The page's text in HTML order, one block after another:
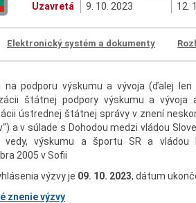
Uzavretá 9. 10. 2023 12.
Elektronický systém a dokumenty
na podporu výskumu a vývoja (ďalej len
štátnej podpory výskumu a
ústrednej štátnej správy v znení
a v súlade s Dohodou medzi vládou
vedy, výskumu a športu SR a vládou
2005 v Sofii
výzvy je 09. 10. 2023, dátum
znenie výzvy